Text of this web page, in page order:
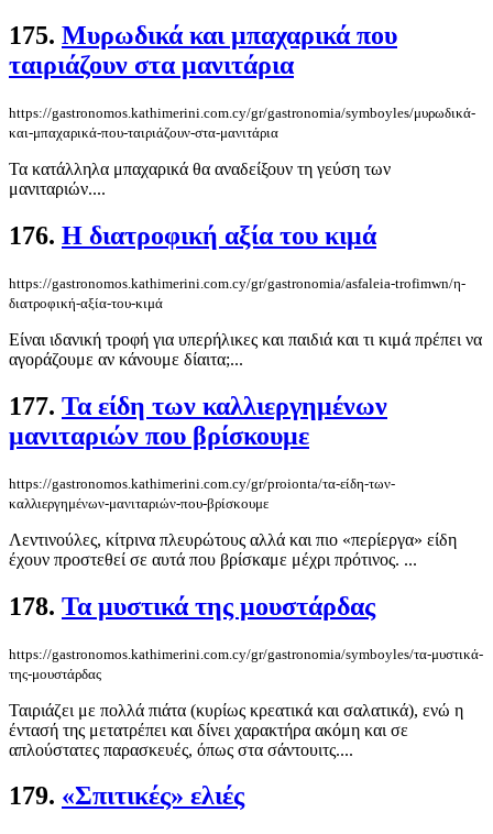
175. Μυρωδικά και μπαχαρικά που
ταιριάζουν στα μανιτάρια
https://gastronomos.kathimerini.com.cy/gr/gastronomia/symboyles/μυρωδικά-
και-μπαχαρικά-που-ταιριάζουν-στα-μανιτάρια
Τα κατάλληλα μπαχαρικά θα αναδείξουν τη γεύση των
μανιταριών....
176. Η διατροφική αξία του κιμά
https://gastronomos.kathimerini.com.cy/gr/gastronomia/asfaleia-trofimwn/η-
διατροφική-αξία-του-κιμά
Είναι ιδανική τροφή για υπερήλικες και παιδιά και τι κιμά πρέπει να
αγοράζουμε αν κάνουμε δίαιτα;...
177. Τα είδη των καλλιεργημένων
μανιταριών που βρίσκουμε
https://gastronomos.kathimerini.com.cy/gr/proionta/τα-είδη-των-
καλλιεργημένων-μανιταριών-που-βρίσκουμε
Λεντινούλες, κίτρινα πλευρώτους αλλά και πιο «περίεργα» είδη
έχουν προστεθεί σε αυτά που βρίσκαμε μέχρι πρότινος. ...
178. Τα μυστικά της μουστάρδας
https://gastronomos.kathimerini.com.cy/gr/gastronomia/symboyles/τα-μυστικά-
της-μουστάρδας
Ταιριάζει με πολλά πιάτα (κυρίως κρεατικά και σαλατικά), ενώ η
έντασή της μετατρέπει και δίνει χαρακτήρα ακόμη και σε
απλούστατες παρασκευές, όπως στα σάντουιτς....
179. «Σπιτικές» ελιές